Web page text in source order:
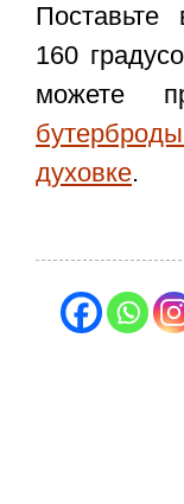
Поставьте
160
можете
духовке.